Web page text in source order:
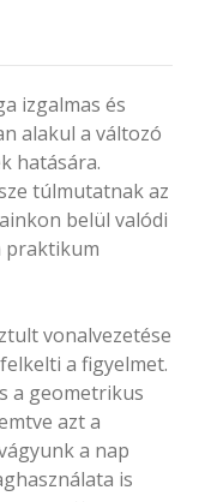
izgalmas és
alakul a változó
hatására.
túlmutatnak az
belül valódi
praktikum
vonalvezetése
a figyelmet.
a geometrikus
azt a
a nap
is